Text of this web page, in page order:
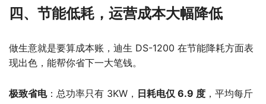
四、节能低耗，运营成本大幅降低
做生意就是要算成本账，迪生 DS-1200 在节能降耗方面表
现出色，能帮你省下一大笔钱。
极致省电：总功率只有 3KW， 日耗电仅 6.9 度 ，平均每斤